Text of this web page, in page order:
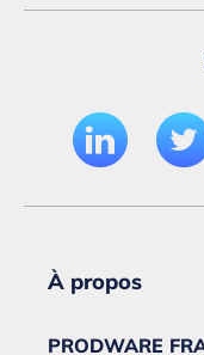
À propos
PRODWARE